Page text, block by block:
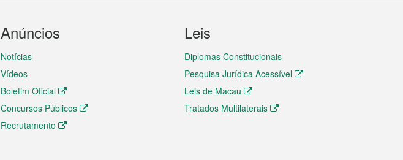
Anúncios
Notícias
Vídeos
Boletim Oficial
Concursos Públicos
Recrutamento
Leis
Diplomas Constitucionais
Pesquisa Jurídica Acessível
Leis de Macau
Tratados Multilaterais